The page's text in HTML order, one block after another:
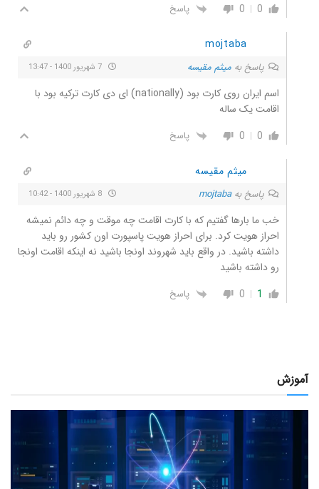
0
0 پاسخ
mojtaba
پاسخ به میثم مقیسه
اسم ایران روی کارت بود (nationally) ای دی کارت ترکیه بود با
اقامت یک ساله
0
0 پاسخ
میثم مقیسه
پاسخ بهmojtaba
خب ما بارها گفتیم که با کارت اقامت چه موقت و چه دائم نمیشه
احراز هویت کرد. برای احراز هویت پاسپورت اون کشور رو باید
داشته باشید. در واقع باید شهروند اونجا باشید نه اینکه اقامت اونجا
رو داشته باشید
1
0 پاسخ
آموزش